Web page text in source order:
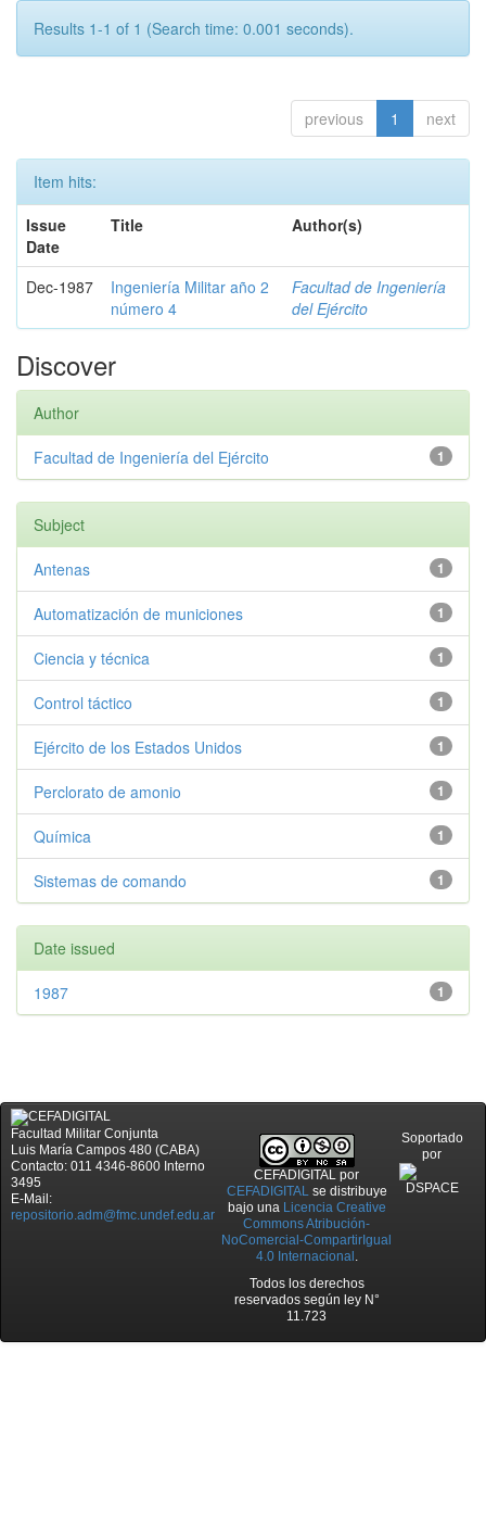
Results 1-1 of 1 (Search time: 0.001 seconds).
previous 1 next
Item hits:
Issue
Date
Title Author(s)
Dec-1987
Ingeniería Militar año 2
número 4
Facultad de Ingeniería
del Ejército
Discover
Author
1
Facultad de Ingeniería del Ejército
Subject
1
Antenas
1
Automatización de municiones
1
Ciencia y técnica
1
Control táctico
1
Ejército de los Estados Unidos
1
Perclorato de amonio
1
Química
1
Sistemas de comando
Date issued
1
1987
Facultad Militar Conjunta
Luis María Campos 480 (CABA)
Contacto: 011 4346-8600 Interno
3495
E-Mail:
repositorio.adm@fmc.undef.edu.ar
CEFADIGITAL por
CEFADIGITALse distribuye
bajo una Licencia Creative
Commons Atribución-
NoComercial-CompartirIgual
4.0 Internacional .
Todos los derechos
reservados según ley N°
11.723
Soportado
por